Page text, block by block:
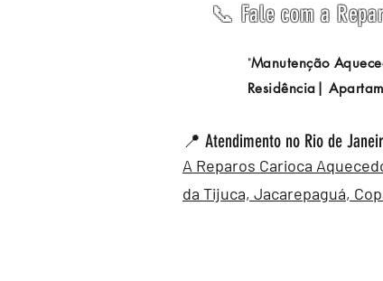
📞 Fale com a
"Manutenção
Residência|
📍 Atendimento no Rio de
A Reparos Carioca
da Tijuca, Jacarepaguá,